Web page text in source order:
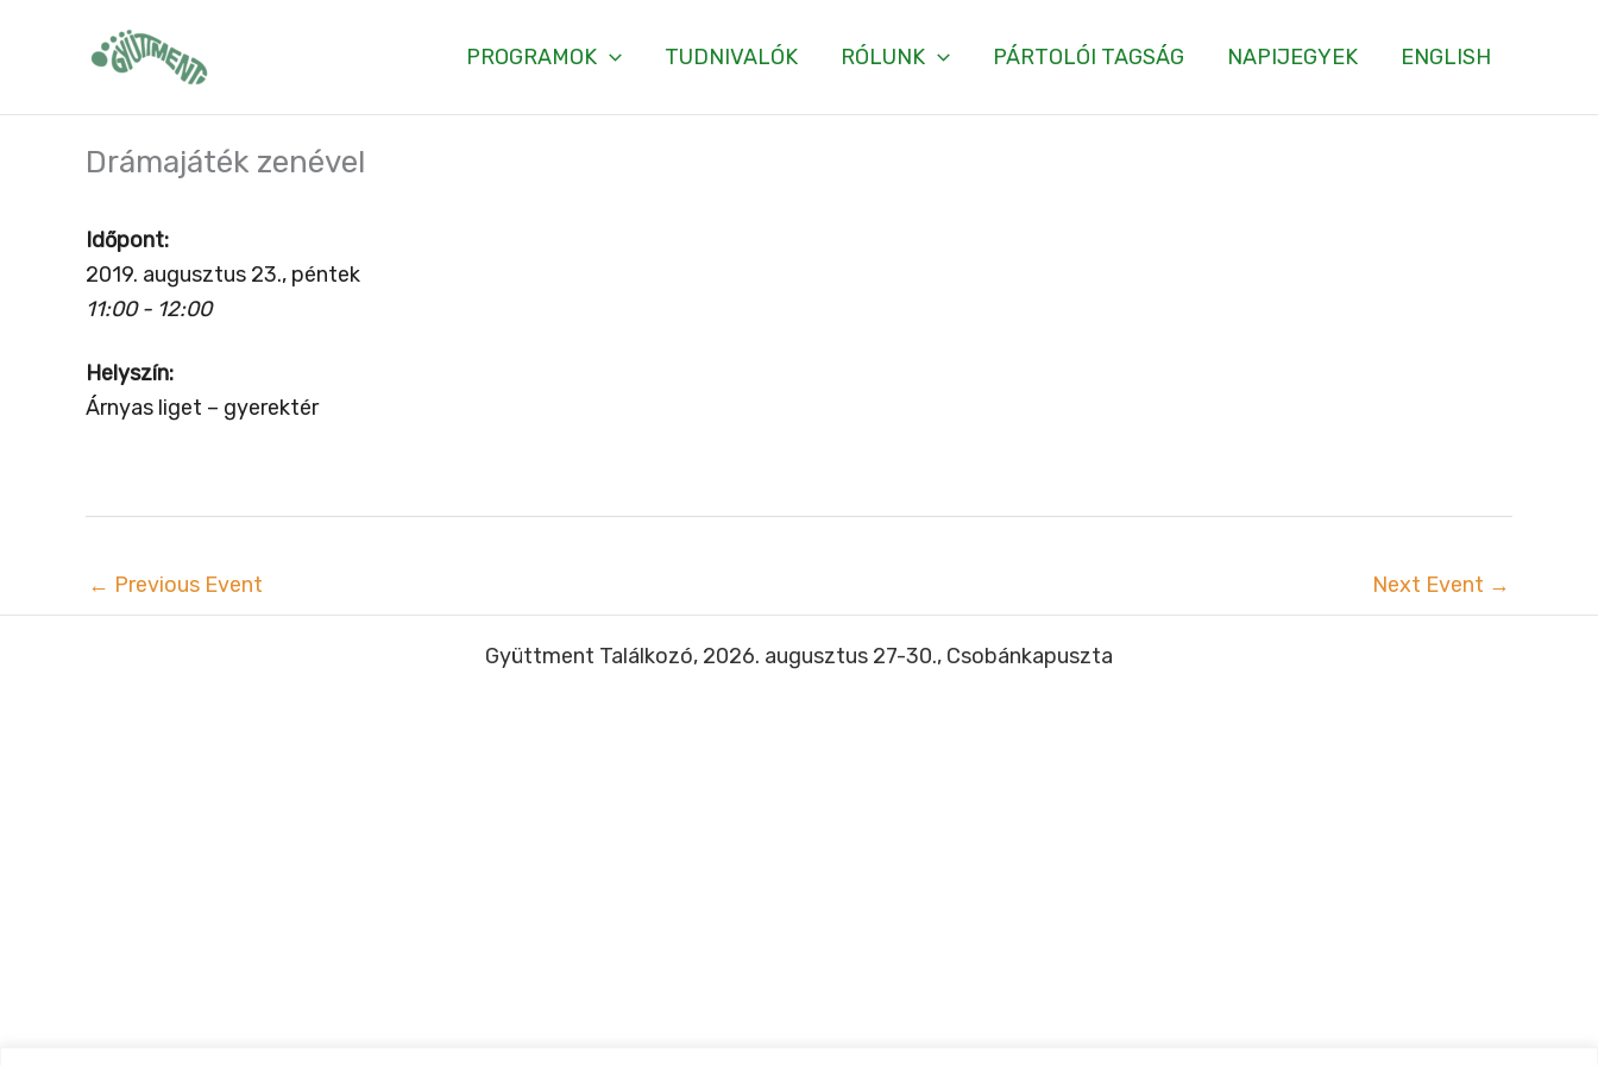
PROGRAMOK TUDNIVALÓK RÓLUNK PÁRTOLÓI TAGSÁG NAPIJEGYEK ENGLISH
Drámajáték zenével
Időpont:
2019. augusztus 23., péntek
11:00 - 12:00
Helyszín:
Árnyas liget – gyerektér
← Previous Event Next Event →
Gyüttment Találkozó, 2026. augusztus 27-30., Csobánkapuszta